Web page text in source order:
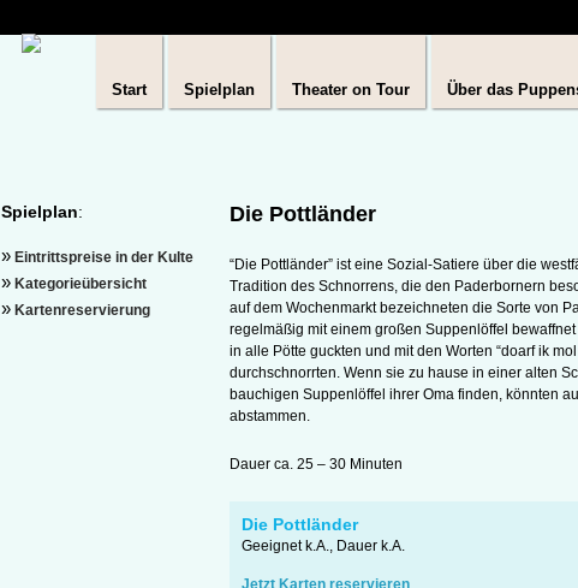
Start Spielplan Theater on Tour Über das
Spielplan
» Eintrittspreise in der Kulte
» Kategorieübersicht
» Kartenreservierung
Die Pottländer
“Die Pottländer” ist eine Sozial-Satiere über die
Tradition des Schnorrens, die den Paderbornern
auf dem Wochenmarkt bezeichneten die Sorte von
regelmäßig mit einem großen Suppenlöffel
in alle Pötte guckten und mit den Worten “doarf ik
durchschnorrten. Wenn sie zu hause in einer alten
bauchigen Suppenlöffel ihrer Oma finden, könnten
abstammen.
Dauer ca. 25 – 30 Minuten
Die Pottländer
Geeignet k.A., Dauer k.A.
Jetzt Karten reservieren